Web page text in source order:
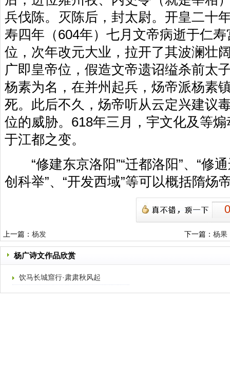
兵伐陈。灭陈后，封太尉。开皇二十
寿四年（604年）七月文帝病逝于仁
位，次年改元大业，拉开了其波澜壮
广即皇帝位，假造文帝遗诏缢杀前太
杨素为名，在并州起兵，炀帝派杨素
死。此后不久，炀帝听从云定兴建议
位的威胁。618年三月，宇文化及等
于江都之变。
“修建东京洛阳”“迁都洛阳”、“修通
创科举”、“开发西域”等可以概括隋炀
上一篇： 杨发 下一篇：杨果
杨广诗文作品欣赏
饮马长城窟行·肃肃秋风起